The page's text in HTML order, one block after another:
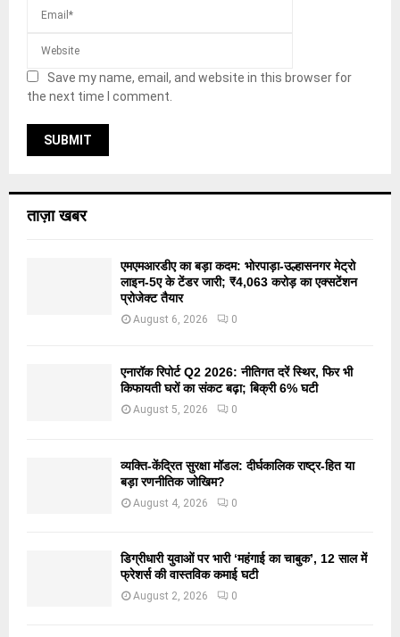
Save my name, email, and website in this browser for
the next time I comment.
ताज़ा खबर
एमएमआरडीए का बड़ा कदम: भोरपाड़ा-उल्हासनगर मेट्रो
लाइन-5ए के टेंडर जारी; ₹4,063 करोड़ का एक्सटेंशन
प्रोजेक्ट तैयार
August 6, 2026 0
एनारॉक रिपोर्ट Q2 2026: नीतिगत दरें स्थिर, फिर भी
किफायती घरों का संकट बढ़ा; बिक्री 6% घटी
August 5, 2026 0
व्यक्ति-केंद्रित सुरक्षा मॉडल: दीर्घकालिक राष्ट्र-हित या
बड़ा रणनीतिक जोखिम?
August 4, 2026 0
डिग्रीधारी युवाओं पर भारी ‘महंगाई का चाबुक’, 12 साल में
फ्रेशर्स की वास्तविक कमाई घटी
August 2, 2026 0